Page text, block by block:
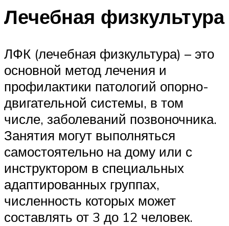
Лечебная физкультура
ЛФК (лечебная физкультура) – это
основной метод лечения и
профилактики патологий опорно-
двигательной системы, в том
числе, заболеваний позвоночника.
Занятия могут выполняться
самостоятельно на дому или с
инструктором в специальных
адаптированных группах,
численность которых может
составлять от 3 до 12 человек.